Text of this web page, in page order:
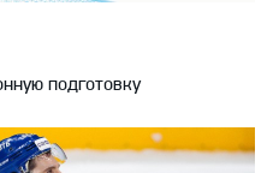
подготовку